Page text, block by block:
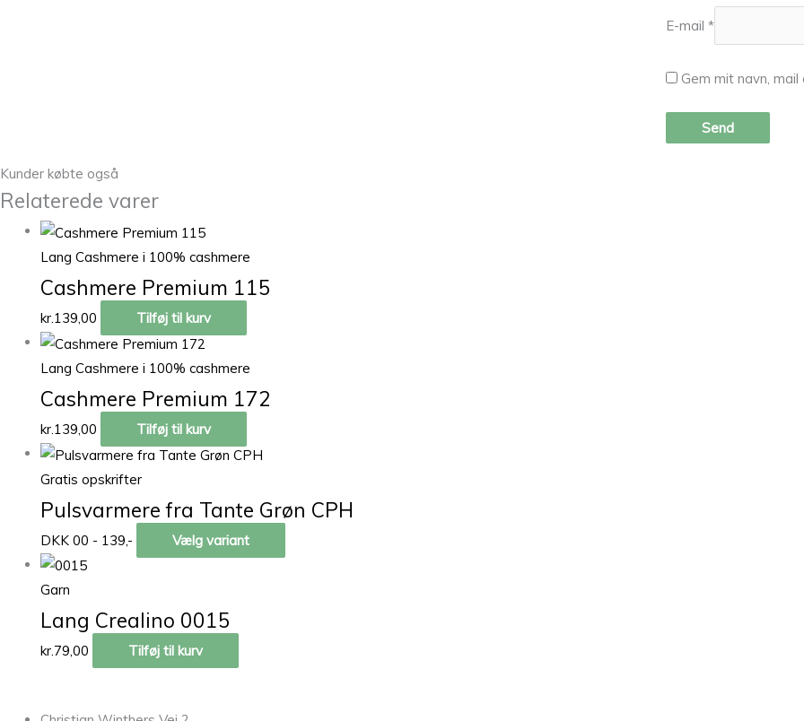
E-mail *
Gem mit navn,
Kunder købte også
Relaterede varer
Lang Cashmere i 100% cashmere
Cashmere Premium 115
kr.139,00 Tilføj til kurv
Lang Cashmere i 100% cashmere
Cashmere Premium 172
kr.139,00 Tilføj til kurv
Gratis opskrifter
Pulsvarmere fra Tante Grøn CPH
DKK 00 - 139,- Vælg variant
Garn
Lang Crealino 0015
kr.79,00 Tilføj til kurv